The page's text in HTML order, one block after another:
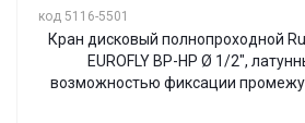
код 5116-5501
Кран дисковый полнопроходной
EUROFLY ВР-НР Ø 1/2",
возможностью фиксации